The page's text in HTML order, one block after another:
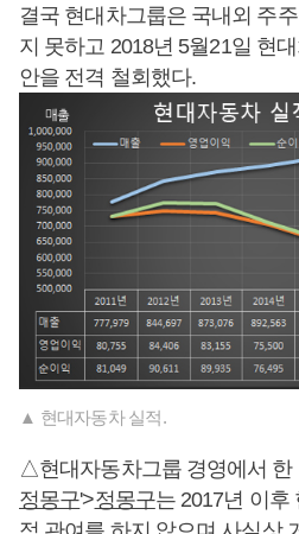
결국 현대차그룹은 국내외 주
지 못하고 2018년 5월21일 현
안을 전격 철회했다.
▲ 현대자동차 실적.
△현대자동차그룹 경영에서 한
정몽구'>정몽구는 2017년 이후